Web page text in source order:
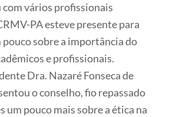
vários profissionais
PA esteve presente para
pouco sobre a importância do
e profissionais.
Dra. Nazaré Fonseca de
o conselho, fio repassado
um pouco mais sobre a ética na